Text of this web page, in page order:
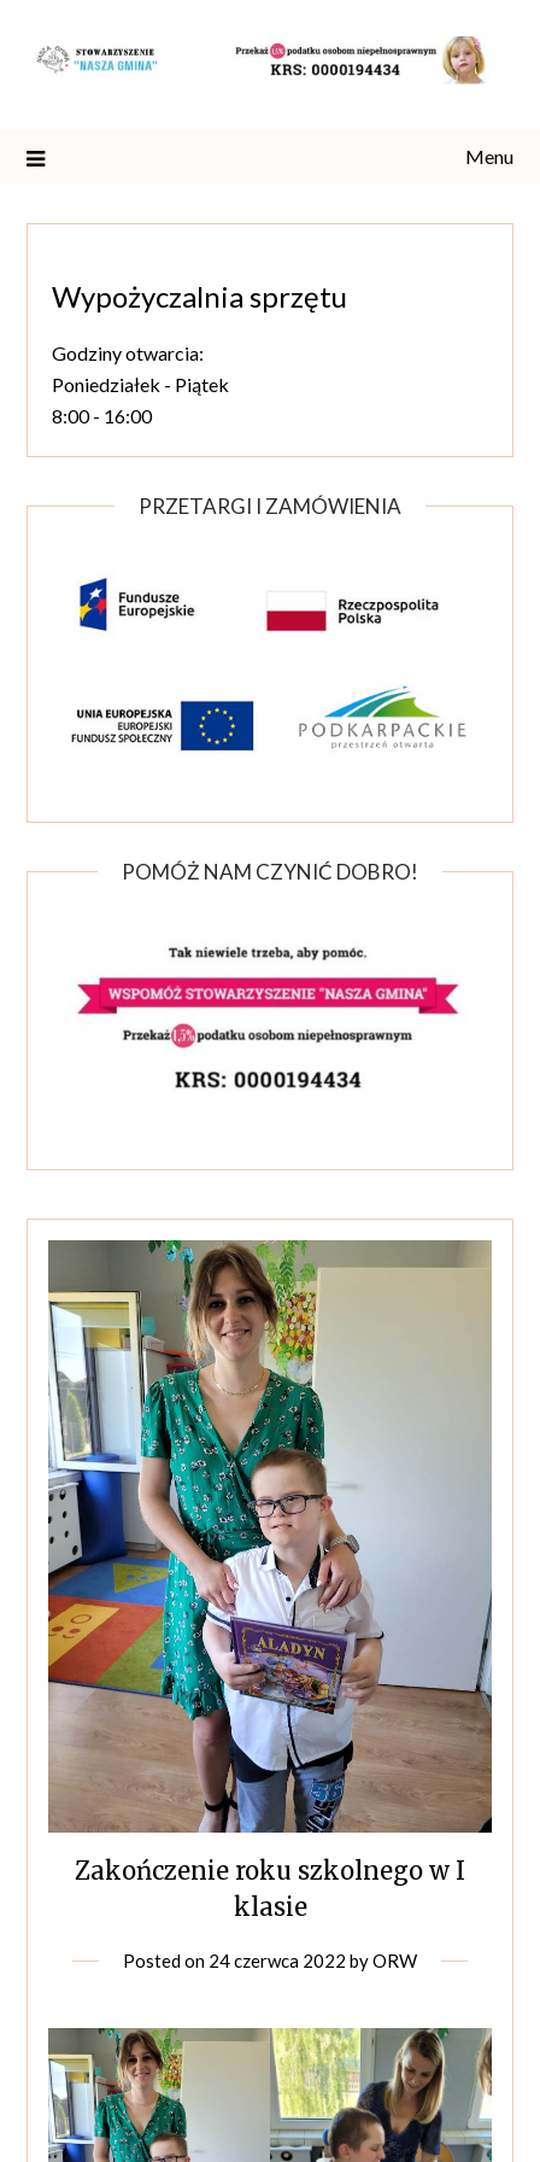
content
Menu
Wypożyczalnia sprzętu
Godziny otwarcia:
Poniedziałek - Piątek
8:00 - 16:00
PRZETARGI I ZAMÓWIENIA
POMÓŻ NAM CZYNIĆ DOBRO!
Zakończenie roku szkolnego w I
klasie
Posted on 24 czerwca 2022 byORW